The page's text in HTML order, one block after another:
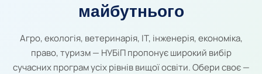
майбутнього
Агро, екологія, ветеринарія, IT, інженерія, економіка,
право, туризм — НУБіП пропонує широкий вибір
сучасних програм усіх рівнів вищої освіти. Обери своє —